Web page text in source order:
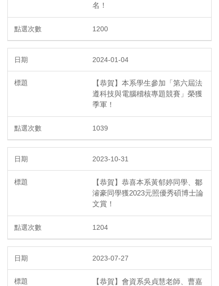
名！
1200
2024-01-04
【恭賀】本系學生參加「第六屆法
遵科技與電腦稽核專題競賽」榮獲
季軍！
1039
2023-10-31
【恭賀】恭喜本系黃郁婷同學、鄒
濬豪同學獲2023元照優秀碩博士論
文賞！
1204
2023-07-27
【恭賀】會資系吳貞慧老師、曹嘉